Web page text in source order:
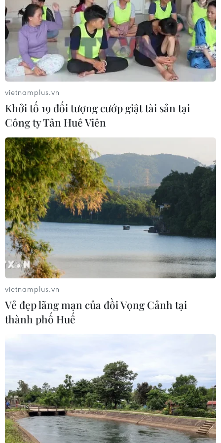
TIN CÙNG CHUYÊN MỤC
Tổng thống Iran nhấn mạnh Tehran
sẽ không bị ép buộc phải đầu hàng
vietnamplus.vn
Khởi tố 19 đối tượng cướp giật tài sản tại
Công ty Tân Huê Viên
vietnamplus.vn
Vẻ đẹp lãng mạn của đồi Vọng Cảnh tại
thành phố Huế